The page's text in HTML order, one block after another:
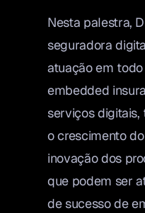
Nesta palestra,
seguradora
atuação em
embedded
serviços digitais,
o crescimento
inovação dos
que podem ser
de sucesso de